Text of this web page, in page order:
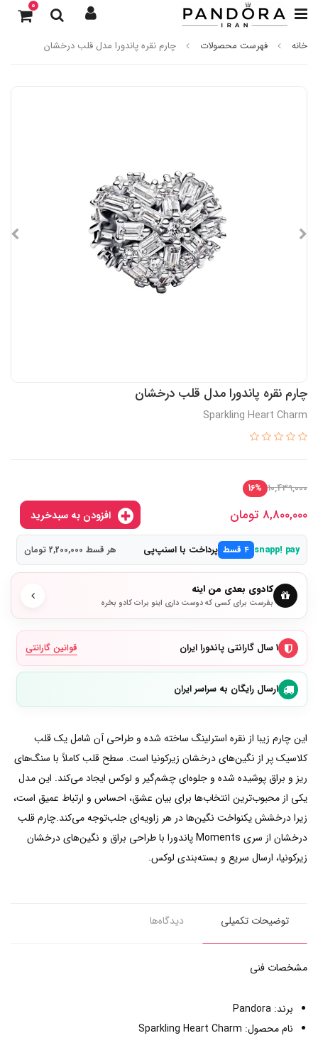
0
خانه فهرست محصولات چارم نقره پاندورا مدل قلب درخشان
چارم نقره پاندورا مدل قلب درخشان
Sparkling Heart Charm
10,439,000
16%
8,800,000 تومان
snapp! pay ۴ قسط پرداخت با اسنپ‌پی هر قسط 2,200,000 تومان
کادوی بعدی من اینه
بفرست برای کسی که دوست داری اینو برات کادو بخره
۱ سال گارانتی پاندورا ایران قوانین گارانتی
ارسال رایگان به سراسر ایران
این چارم زیبا از نقره استرلینگ ساخته شده و طراحی آن شامل یک قلب
کلاسیک پر از نگین‌های درخشان زیرکونیا است. سطح قلب کاملاً با سنگ‌های
ریز و براق پوشیده شده و جلوه‌ای چشم‌گیر و لوکس ایجاد می‌کند. این مدل
یکی از محبوب‌ترین انتخاب‌ها برای بیان عشق، احساس و ارتباط عمیق است،
زیرا درخشش یکنواخت نگین‌ها در هر زاویه‌ای جلب‌توجه می‌کند.چارم قلب
درخشان از سری Moments پاندورا با طراحی براق و نگین‌های درخشان
زیرکونیا، ارسال سریع و بسته‌بندی لوکس.
توضیحات تکمیلی دیدگاه‌ها
مشخصات فنی
برند: Pandora
نام محصول: Sparkling Heart Charm